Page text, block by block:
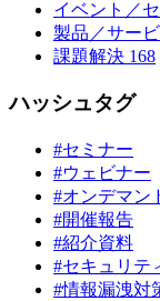
イベント／
製品／サー
課題解決 168
ハッシュタグ
#セミナー
#ウェビナー
#オンデマン
#開催報告
#紹介資料
#セキュリテ
#情報漏洩対